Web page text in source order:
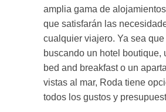
amplia gama de
que satisfarán las
cualquier viajero. Ya sea que
buscando un hotel boutique,
bed and breakfast o un
vistas al mar, Roda tiene
todos los gustos y